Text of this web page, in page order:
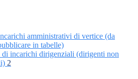
amministrativi di vertice (da
in tabelle)
incarichi dirigenziali (dirigenti non
2